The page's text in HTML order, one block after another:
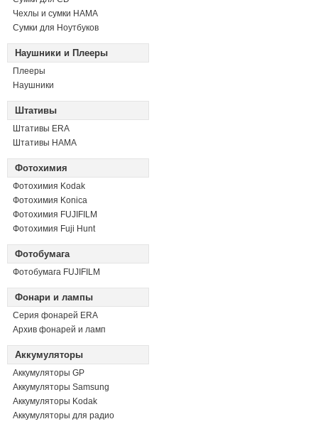
Чехлы и сумки HAMA
Сумки для Ноутбуков
Наушники и Плееры
Плееры
Наушники
Штативы
Штативы ERA
Штативы HAMA
Фотохимия
Фотохимия Kodak
Фотохимия Konica
Фотохимия FUJIFILM
Фотохимия Fuji Hunt
Фотобумага
Фотобумага FUJIFILM
Фонари и лампы
Серия фонарей ERA
Архив фонарей и ламп
Аккумуляторы
Аккумуляторы GP
Аккумуляторы Samsung
Аккумуляторы Kodak
Аккумуляторы для радио